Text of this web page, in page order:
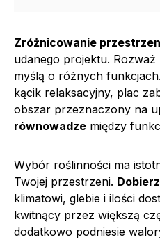
Zróżnicowanie
udanego projektu. Rozważ
myślą o różnych
kącik relaksacyjny, plac
obszar przeznaczony na
równowadze między
Wybór roślinności ma
Twojej przestrzeni.
klimatowi, glebie i ilości
kwitnący przez większą
dodatkowo podniesie